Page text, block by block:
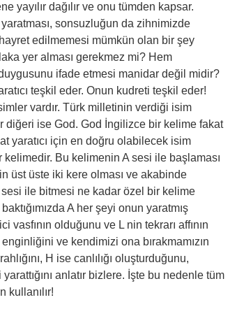
yayılır dağılır ve onu tümden kapsar.
sonsuzluğun da zihnimizde
edilmemesi mümkün olan bir şey
yer alması gerekmez mi? Hem
ifade etmesi manidar değil midir?
teşkil eder. Onun kudreti teşkil eder!
vardır. Türk milletinin verdiği isim
diğeri ise God. God İngilizce bir kelime fakat
yaratıcı için en doğru olabilecek isim
kelimedir. Bu kelimenin A sesi ile başlaması
üst üste iki kere olması ve akabinde
ile bitmesi ne kadar özel bir kelime
A her şeyi onun yaratmış
olduğunu ve L nin tekrarı affının
enginliğini ve kendimizi ona bırakmamızın
H ise canlılığı oluşturduğunu,
anlatır bizlere. İşte bu nedenle tüm
kullanılır!